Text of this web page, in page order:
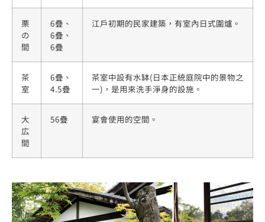
栗
の
間
6疊、
6疊、
6疊
江戶初期的民家建築，有室內日式圍爐。
茶
室
6疊、
4.5疊
茶室中設有水缽(日本正統庭院中的景物之
一)，是用來洗手淨身的設施。
大
広
間
56疊 宴會使用的空間。